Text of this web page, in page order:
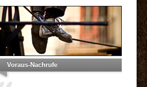
Voraus-Nachrufe